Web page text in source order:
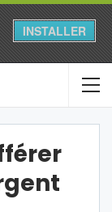
INSTALLER